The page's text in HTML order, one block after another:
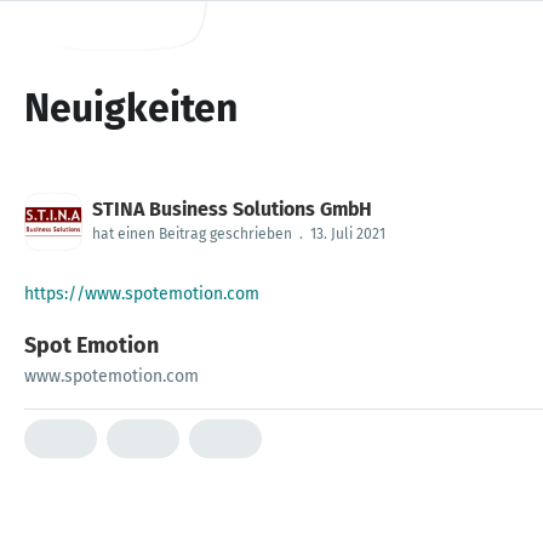
Neuigkeiten
STINA Business Solutions GmbH
hat einen Beitrag geschrieben . 13. Juli 2021
https://www.spotemotion.com
Spot Emotion
www.spotemotion.com